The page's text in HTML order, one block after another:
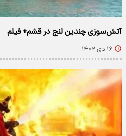
آتش‌سوزی چندین لنج در قشم+ فیلم
۱۶ دی ۱۴۰۲